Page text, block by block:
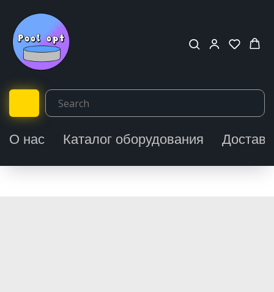
О нас Каталог оборудования